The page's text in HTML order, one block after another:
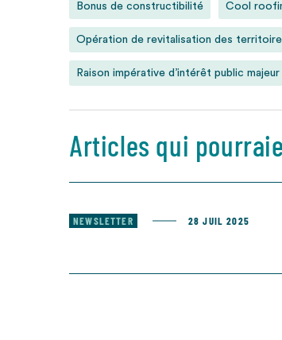
Bonus de constructibilité Cool
Opération de revitalisation des
Raison impérative d’intérêt public majeur
Articles qui
NEWSLETTER 28 JUIL 2025